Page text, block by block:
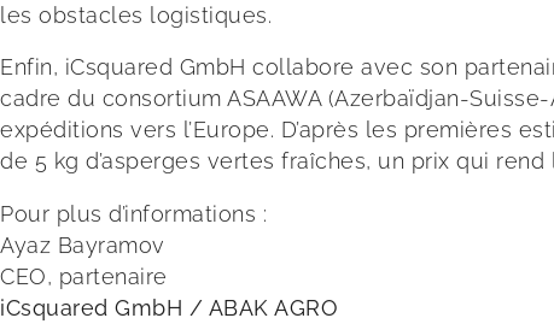
les obstacles logistiques.
Enfin, iCsquared GmbH collabore avec son
cadre du consortium ASAAWA (Azerbaïdjan-
expéditions vers l’Europe. D’après les premières
de 5 kg d’asperges vertes fraîches, un prix qui
Pour plus d’informations :
Ayaz Bayramov
CEO, partenaire
iCsquared GmbH / ABAK AGRO